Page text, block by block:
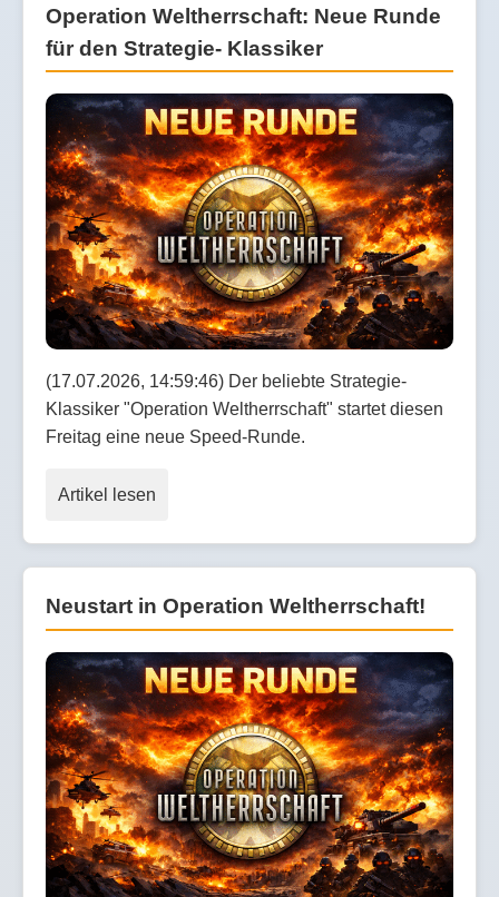
Operation Weltherrschaft: Neue Runde
für den Strategie- Klassiker
(17.07.2026, 14:59:46) Der beliebte Strategie-
Klassiker "Operation Weltherrschaft" startet diesen
Freitag eine neue Speed-Runde.
Artikel lesen
Neustart in Operation Weltherrschaft!